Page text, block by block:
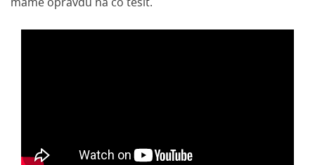
máme opravdu na co těšit.